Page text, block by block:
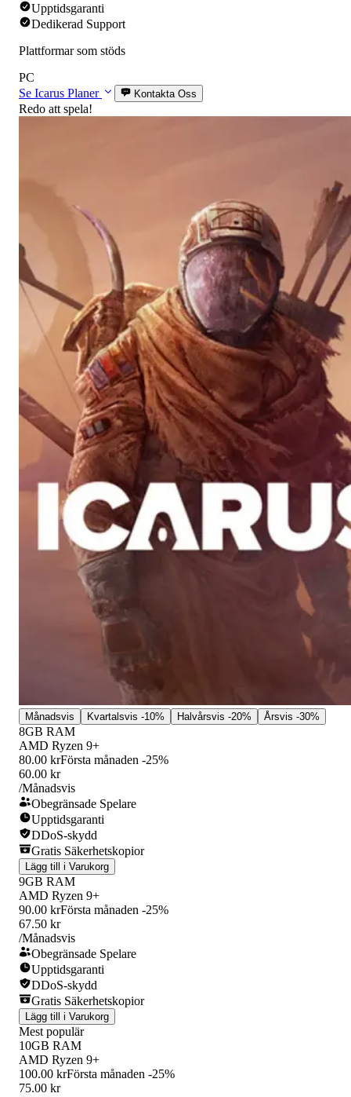
Upptidsgaranti
Dedikerad Support
Plattformar som stöds
PC
Se Icarus Planer
Kontakta Oss
Redo att spela!
Månadsvis Kvartalsvis -10% Halvårsvis -20% Årsvis -30%
8GB RAM
AMD Ryzen 9+
80.00 krFörsta månaden -25%
60.00 kr
/Månadsvis
Obegränsade Spelare
Upptidsgaranti
DDoS-skydd
Gratis Säkerhetskopior
Lägg till i Varukorg
9GB RAM
AMD Ryzen 9+
90.00 krFörsta månaden -25%
67.50 kr
/Månadsvis
Obegränsade Spelare
Upptidsgaranti
DDoS-skydd
Gratis Säkerhetskopior
Lägg till i Varukorg
Mest populär
10GB RAM
AMD Ryzen 9+
100.00 krFörsta månaden -25%
75.00 kr